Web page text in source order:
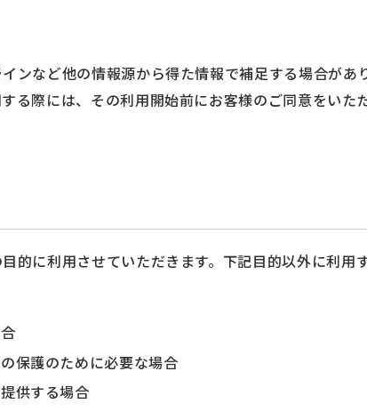
ンなど他の情報源から得た情報で補足する場合があり
る際には、その利用開始前にお客様のご同意をいた
的に利用させていただきます。下記目的以外に利用
保護のために必要な場合
供する場合